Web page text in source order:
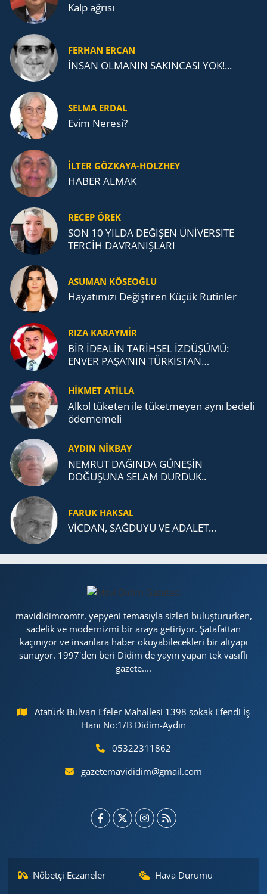
Kalp ağrısı
FERHAN ERCAN
İNSAN OLMANIN SAKINCASI YOK!...
SELMA ERDAL
Evim Neresi?
İLTER GÖZKAYA-HOLZHEY
HABER ALMAK
RECEP ÖREK
SON 10 YILDA DEĞİŞEN ÜNİVERSİTE
TERCİH DAVRANIŞLARI
ASUMAN KÖSEOĞLU
Ha­ya­tı­mı­zı De­ğiş­ti­ren Küçük Ru­tin­ler
RIZA KARAYMIR
BİR İDEALİN TARİHSEL İZDÜŞÜMÜ:
ENVER PAŞA’NIN TÜRKİSTAN
TEŞKİLATI’NA UZANAN MİRASI
HİKMET ATİLLA
Alkol tü­ke­ten ile tü­ket­me­yen aynı be­de­li
öde­me­me­li
AYDIN NİKBAY
NEMRUT DAĞINDA GÜNEŞİN
DOĞUŞUNA SELAM DURDUK..
FARUK HAKSAL
VİCDAN, SAĞ­DU­YU VE ADA­LET…
mavididimcomtr, yepyeni temasıyla sizleri buluştururken,
sadelik ve modernizmi bir araya getiriyor. Şatafattan
kaçınıyor ve insanlara haber okuyabilecekleri bir altyapı
sunuyor. 1997'den beri Didim de yayın yapan tek vasıflı
gazete....
Atatürk Bulvarı Efeler Mahallesi 1398 sokak Efendi İş
Hanı No:1/B Didim-Aydın
05322311862
gazetemavididim@gmail.com
Nöbetçi Eczaneler
Hava Durumu